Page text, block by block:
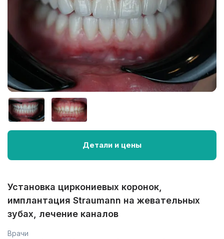
Детали и цены
Установка циркониевых коронок,
имплантация Straumann на жевательных
зубах, лечение каналов
Врачи